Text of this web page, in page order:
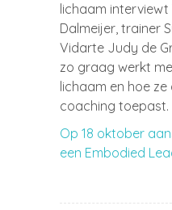
lichaam interviewt
Dalmeijer, trainer
Vidarte Judy de
zo graag werkt
lichaam en hoe
coaching toepast.
Op 18 oktober
een Embodied